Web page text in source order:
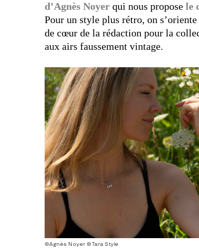
d’Agnès Noyerqui nous propose le
Pour un style plus rétro, on s’oriente
de cœur de la rédaction pour la
aux airs faussement vintage.
©Agnès Noyer ©Tara Style